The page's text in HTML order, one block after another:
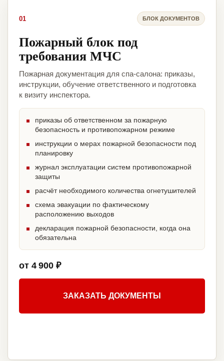
01 БЛОК ДОКУМЕНТОВ
Пожарный блок под
требования МЧС
Пожарная документация для спа-салона: приказы,
инструкции, обучение ответственного и подготовка
к визиту инспектора.
приказы об ответственном за пожарную
безопасность и противопожарном режиме
инструкции о мерах пожарной безопасности под
планировку
журнал эксплуатации систем противопожарной
защиты
расчёт необходимого количества огнетушителей
схема эвакуации по фактическому
расположению выходов
декларация пожарной безопасности, когда она
обязательна
от 4 900 ₽
ЗАКАЗАТЬ ДОКУМЕНТЫ